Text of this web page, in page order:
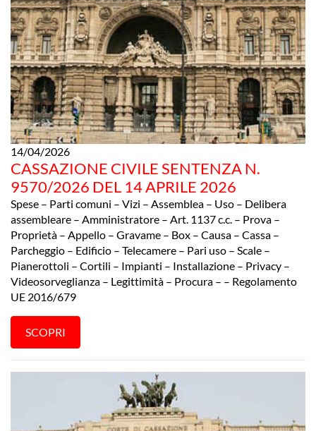
14/04/2026
CASSAZIONE CIVILE SENTENZA N.
9570/2026 DEL 14 APRILE 2026
Spese – Parti comuni – Vizi – Assemblea – Uso – Delibera
assembleare – Amministratore – Art. 1137 c.c. – Prova –
Proprietà – Appello – Gravame – Box – Causa – Cassa –
Parcheggio – Edificio – Telecamere – Pari uso – Scale –
Pianerottoli – Cortili – Impianti – Installazione – Privacy –
Videosorveglianza – Legittimità – Procura – – Regolamento
UE 2016/679
SCOPRI